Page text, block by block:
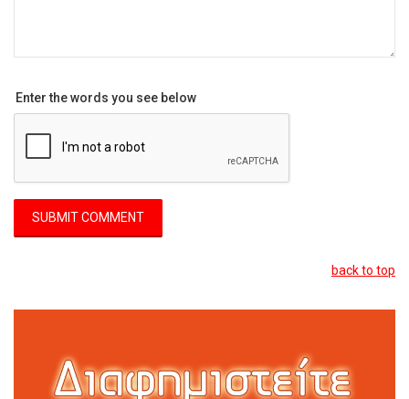
Enter the words you see below
back to top